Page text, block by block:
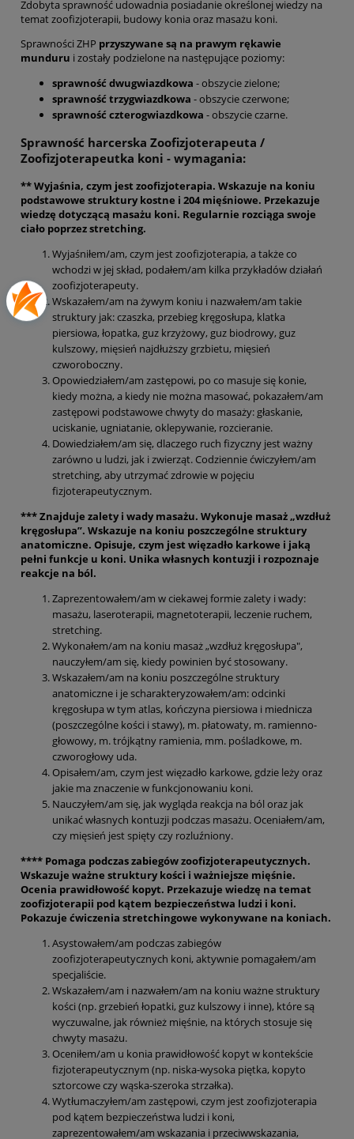
Zdobyta sprawność udowadnia posiadanie określonej wiedzy na
temat zoofizjoterapii, budowy konia oraz masażu koni.
Sprawności ZHP przyszywane są na prawym rękawie
munduru i zostały podzielone na następujące poziomy:
sprawność dwugwiazdkowa - obszycie zielone;
sprawność trzygwiazdkowa - obszycie czerwone;
sprawność czterogwiazdkowa - obszycie czarne.
Sprawność harcerska Zoofizjoterapeuta /
Zoofizjoterapeutka koni - wymagania:
** Wyjaśnia, czym jest zoofizjoterapia. Wskazuje na koniu
podstawowe struktury kostne i 204 mięśniowe. Przekazuje
wiedzę dotyczącą masażu koni. Regularnie rozciąga swoje
ciało poprzez stretching.
Wyjaśniłem/am, czym jest zoofizjoterapia, a także co
wchodzi w jej skład, podałem/am kilka przykładów działań
zoofizjoterapeuty.
Wskazałem/am na żywym koniu i nazwałem/am takie
struktury jak: czaszka, przebieg kręgosłupa, klatka
piersiowa, łopatka, guz krzyżowy, guz biodrowy, guz
kulszowy, mięsień najdłuższy grzbietu, mięsień
czworoboczny.
Opowiedziałem/am zastępowi, po co masuje się konie,
kiedy można, a kiedy nie można masować, pokazałem/am
zastępowi podstawowe chwyty do masaży: głaskanie,
uciskanie, ugniatanie, oklepywanie, rozcieranie.
Dowiedziałem/am się, dlaczego ruch fizyczny jest ważny
zarówno u ludzi, jak i zwierząt. Codziennie ćwiczyłem/am
stretching, aby utrzymać zdrowie w pojęciu
fizjoterapeutycznym.
*** Znajduje zalety i wady masażu. Wykonuje masaż „wzdłuż
kręgosłupa”. Wskazuje na koniu poszczególne struktury
anatomiczne. Opisuje, czym jest więzadło karkowe i jaką
pełni funkcje u koni. Unika własnych kontuzji i rozpoznaje
reakcje na ból.
Zaprezentowałem/am w ciekawej formie zalety i wady:
masażu, laseroterapii, magnetoterapii, leczenie ruchem,
stretching.
Wykonałem/am na koniu masaż „wzdłuż kręgosłupa",
nauczyłem/am się, kiedy powinien być stosowany.
Wskazałem/am na koniu poszczególne struktury
anatomiczne i je scharakteryzowałem/am: odcinki
kręgosłupa w tym atlas, kończyna piersiowa i miednicza
(poszczególne kości i stawy), m. płatowaty, m. ramienno-
głowowy, m. trójkątny ramienia, mm. pośladkowe, m.
czworogłowy uda.
Opisałem/am, czym jest więzadło karkowe, gdzie leży oraz
jakie ma znaczenie w funkcjonowaniu koni.
Nauczyłem/am się, jak wygląda reakcja na ból oraz jak
unikać własnych kontuzji podczas masażu. Oceniałem/am,
czy mięsień jest spięty czy rozluźniony.
**** Pomaga podczas zabiegów zoofizjoterapeutycznych.
Wskazuje ważne struktury kości i ważniejsze mięśnie.
Ocenia prawidłowość kopyt. Przekazuje wiedzę na temat
zoofizjoterapii pod kątem bezpieczeństwa ludzi i koni.
Pokazuje ćwiczenia stretchingowe wykonywane na koniach.
Asystowałem/am podczas zabiegów
zoofizjoterapeutycznych koni, aktywnie pomagałem/am
specjaliście.
Wskazałem/am i nazwałem/am na koniu ważne struktury
kości (np. grzebień łopatki, guz kulszowy i inne), które są
wyczuwalne, jak również mięśnie, na których stosuje się
chwyty masażu.
Oceniłem/am u konia prawidłowość kopyt w kontekście
fizjoterapeutycznym (np. niska-wysoka piętka, kopyto
sztorcowe czy wąska-szeroka strzałka).
Wytłumaczyłem/am zastępowi, czym jest zoofizjoterapia
pod kątem bezpieczeństwa ludzi i koni,
zaprezentowałem/am wskazania i przeciwwskazania,